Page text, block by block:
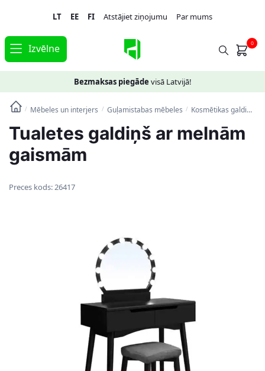
navigation
content
LT EE FI Atstājiet ziņojumu Par mums
Izvēlne 0
Bezmaksas piegāde visā Latvijā!
/ Mēbeles un interjers / Guļamistabas mēbeles / Kosmētikas galdiņi
Tualetes galdiņš ar melnām
gaismām
Preces kods:26417